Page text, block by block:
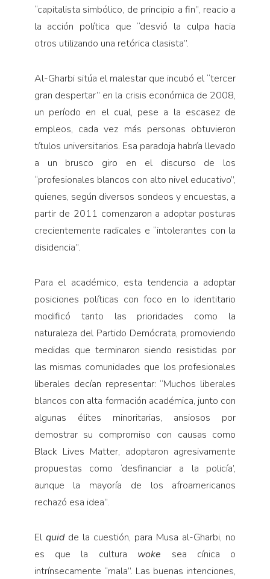
“capitalista simbólico, de principio a fin”, reacio a
la acción política que “desvió la culpa hacia
otros utilizando una retórica clasista”.
Al-Gharbi sitúa el malestar que incubó el “tercer
gran despertar” en la crisis económica de 2008,
un período en el cual, pese a la escasez de
empleos, cada vez más personas obtuvieron
títulos universitarios. Esa paradoja habría llevado
a un brusco giro en el discurso de los
“profesionales blancos con alto nivel educativo”,
quienes, según diversos sondeos y encuestas, a
partir de 2011 comenzaron a adoptar posturas
crecientemente radicales e “intolerantes con la
disidencia”.
Para el académico, esta tendencia a adoptar
posiciones políticas con foco en lo identitario
modificó tanto las prioridades como la
naturaleza del Partido Demócrata, promoviendo
medidas que terminaron siendo resistidas por
las mismas comunidades que los profesionales
liberales decían representar: “Muchos liberales
blancos con alta formación académica, junto con
algunas élites minoritarias, ansiosos por
demostrar su compromiso con causas como
Black Lives Matter, adoptaron agresivamente
propuestas como ‘desfinanciar a la policía’,
aunque la mayoría de los afroamericanos
rechazó esa idea”.
El quidde la cuestión, para Musa al-Gharbi, no
es que la cultura woke sea cínica o
intrínsecamente “mala”. Las buenas intenciones,